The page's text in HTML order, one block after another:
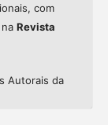
com
Revista
Autorais da